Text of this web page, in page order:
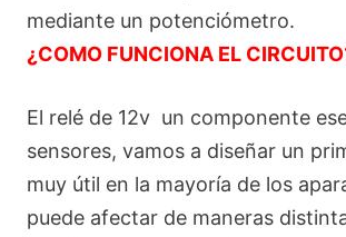
mediante un potenciómetro.
¿COMO FUNCIONA EL
El relé de 12v un componente
sensores, vamos a diseñar un
muy útil en la mayoría de los
puede afectar de maneras